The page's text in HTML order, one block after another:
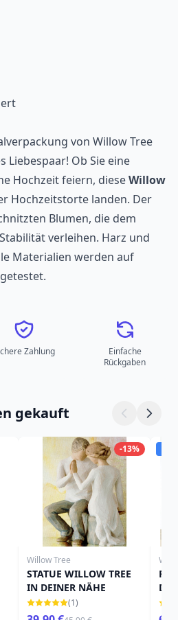
von Willow Tree
Liebespaar! Ob Sie eine
Hochzeit feiern, dieseWillow
Hochzeitstorte landen. Der
Blumen, die dem
verleihen. Harz und
Materialien werden auf
Zahlung
Einfache
Rückgaben
gekauft
-13%
Willow Tree
STATUE WILLOW TREE
IN DEINER NÄHE
(1)
DIE